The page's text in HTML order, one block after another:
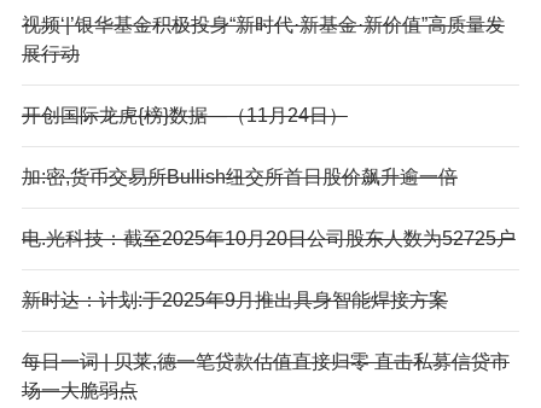
视频‘|’银华基金积极投身“新时代·新基金·新价值”高质量发
展行动
开创国际龙虎{榜}数据—（11月24日）
加:密,货币交易所Bullish纽交所首日股价飙升逾一倍
电.光科技：截至2025年10月20日公司股东人数为52725户
新时达：计划:于2025年9月推出具身智能焊接方案
每日一词 | 贝莱,德一笔贷款估值直接归零 直击私募信贷市
场一大脆弱点